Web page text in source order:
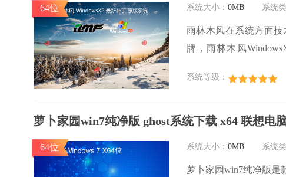
64位 系统大小： 0MB 系统
雨林木风在系统方面
牌，雨林木风
体，是一款稳定流畅
系统 sp3 系统下载，有
系统等级：
萝卜家园win7纯净版 ghost系统下载 x64 联想电
64位 系统大小： 0MB 系统
萝卜家园win7纯净版是